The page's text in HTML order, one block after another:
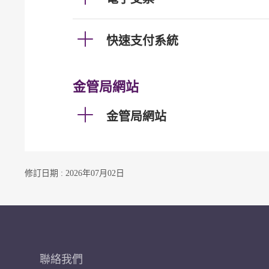
快速支付系統
金管局網站
金管局網站
修訂日期 : 2026年07月02日
聯絡我們